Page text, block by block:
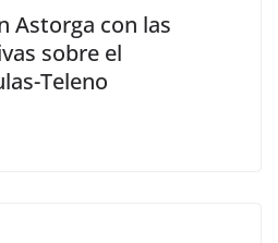
Astorga con las
sobre el
Teleno